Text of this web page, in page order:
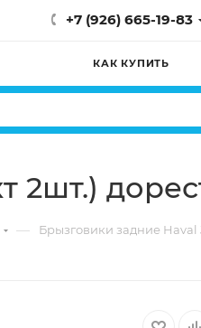
+7 (926) 665-19-83
КАК КУПИТЬ
2шт.)
— Брызговики задние Haval